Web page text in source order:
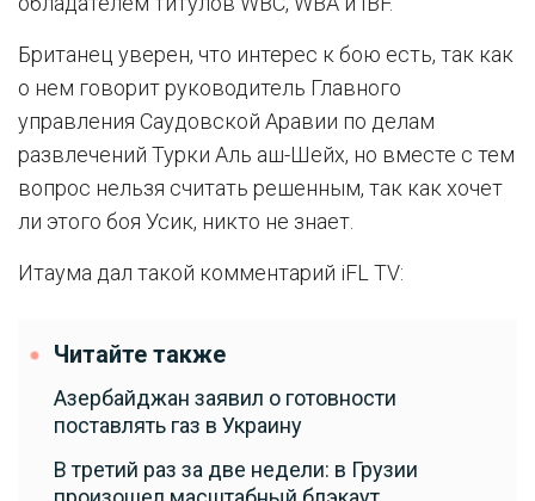
Британец уверен, что интерес к бою есть, так как
о нем говорит руководитель Главного
управления Саудовской Аравии по делам
развлечений Турки Аль аш-Шейх, но вместе с тем
вопрос нельзя считать решенным, так как хочет
ли этого боя Усик, никто не знает.
Итаума дал такой комментарий iFL TV:
Читайте также
Азербайджан заявил о готовности
поставлять газ в Украину
В третий раз за две недели: в Грузии